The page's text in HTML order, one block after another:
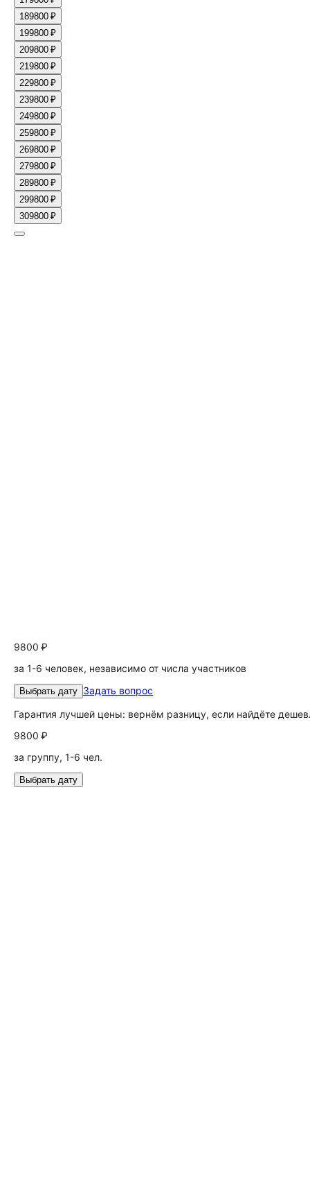
189800 ₽
199800 ₽
209800 ₽
219800 ₽
229800 ₽
239800 ₽
249800 ₽
259800 ₽
269800 ₽
279800 ₽
289800 ₽
299800 ₽
309800 ₽
9800 ₽
за 1-6 человек, независимо от числа участников
Выбрать дату Задать вопрос
Гарантия лучшей цены: вернём разницу, если найдёте
9800 ₽
за группу, 1-6 чел.
Выбрать дату